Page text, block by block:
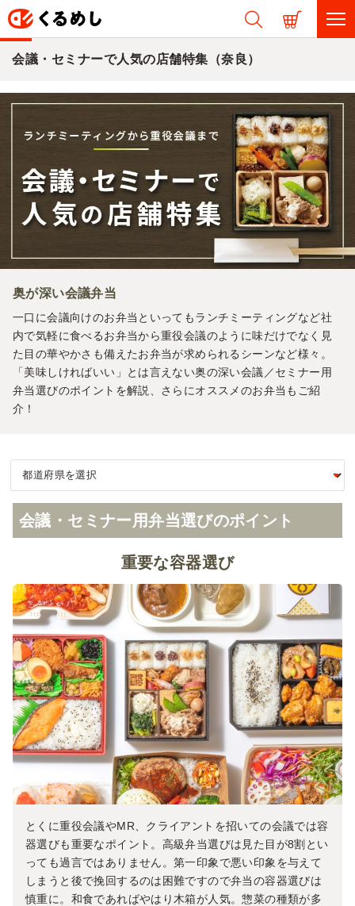
会議・セミナーで人気の店舗特集（奈良）
奥が深い会議弁当
一口に会議向けのお弁当といってもランチミーティングなど社
内で気軽に食べるお弁当から重役会議のように味だけでなく見
た目の華やかさも備えたお弁当が求められるシーンなど様々。
「美味しければいい」とは言えない奥の深い会議／セミナー用
弁当選びのポイントを解説、さらにオススメのお弁当もご紹
介！
会議・セミナー用弁当選びのポイント
重要な容器選び
とくに重役会議やMR、クライアントを招いての会議では容
器選びも重要なポイント。高級弁当選びは見た目が8割とい
っても過言ではありません。第一印象で悪い印象を与えて
しまうと後で挽回するのは困難ですので弁当の容器選びは
慎重に。和食であればやはり木箱が人気。惣菜の種類が多